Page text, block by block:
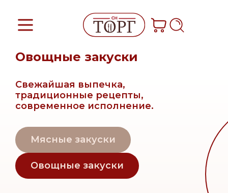
Овощные закуски
Свежайшая выпечка,
традиционные рецепты,
современное исполнение.
Мясные закуски
Овощные закуски